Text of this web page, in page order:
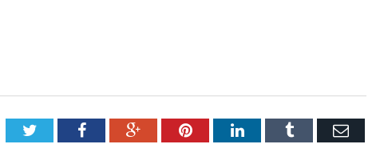
TwitterFacebookGoogle+PinterestLinkedInTumblr Email